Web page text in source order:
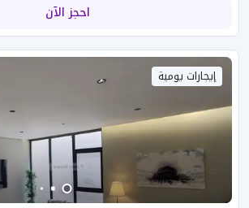
احجز الآن
إيجارات يومية